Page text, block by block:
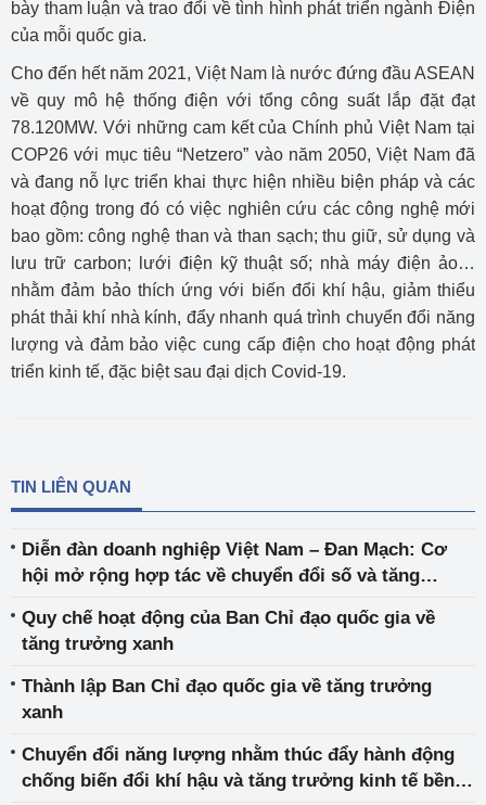
bày tham luận và trao đổi về tình hình phát triển ngành Điện
của mỗi quốc gia.
Cho đến hết năm 2021, Việt Nam là nước đứng đầu ASEAN
về quy mô hệ thống điện với tổng công suất lắp đặt đạt
78.120MW. Với những cam kết của Chính phủ Việt Nam tại
COP26 với mục tiêu “Netzero” vào năm 2050, Việt Nam đã
và đang nỗ lực triển khai thực hiện nhiều biện pháp và các
hoạt động trong đó có việc nghiên cứu các công nghệ mới
bao gồm: công nghệ than và than sạch; thu giữ, sử dụng và
lưu trữ carbon; lưới điện kỹ thuật số; nhà máy điện ảo…
nhằm đảm bảo thích ứng với biến đổi khí hậu, giảm thiểu
phát thải khí nhà kính, đẩy nhanh quá trình chuyển đổi năng
lượng và đảm bảo việc cung cấp điện cho hoạt động phát
triển kinh tế, đặc biệt sau đại dịch Covid-19.
TIN LIÊN QUAN
Diễn đàn doanh nghiệp Việt Nam – Đan Mạch: Cơ
hội mở rộng hợp tác về chuyển đổi số và tăng
Quy chế hoạt động của Ban Chỉ đạo quốc gia về
tăng trưởng xanh
Thành lập Ban Chỉ đạo quốc gia về tăng trưởng
xanh
Chuyển đổi năng lượng nhằm thúc đẩy hành động
chống biến đổi khí hậu và tăng trưởng kinh tế bền